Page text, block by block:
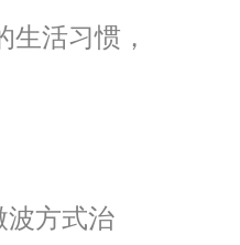
活习惯，
方式治